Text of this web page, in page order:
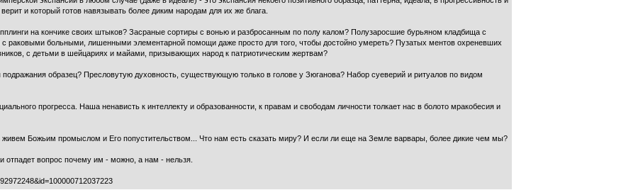
и который готов навязывать более диким народам для их же блага.
на кончике своих штыков? Засраные сортиры с вонью и разбросанным по полу калом? Полузаросшие бурьяном кладбища с
больными, лишенными элементарной помощи даже просто для того, чтобы достойно умереть? Пузатых ментов охреневших
с детьми в шейцариях и майами, призывающих народ к патриотическим жертвам?
образец? Пресловутую духовность, существующую только в голове у Зюганова? Набор суеверий и ритуалов по видом
прогресса. Наша ненависть к интеллекту и образованности, к правам и свободам личности толкает нас в болото мракобесия и
живем Божьим промыслом и Его попустительством... Что нам есть сказать миру? И если ли еще на Земле варвары, более дикие чем мы?
отпадет вопрос почему им - можно, а нам - нельзя.